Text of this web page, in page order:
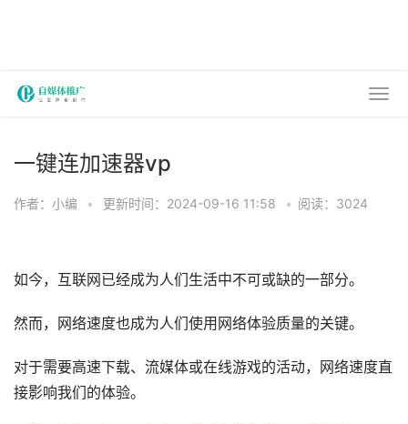
一键连加速器vp
作者：小编 • 更新时间：2024-09-16 11:58 • 阅读：3024
如今，互联网已经成为人们生活中不可或缺的一部分。
然而，网络速度也成为人们使用网络体验质量的关键。
对于需要高速下载、流媒体或在线游戏的活动，网络速度直
接影响我们的体验。